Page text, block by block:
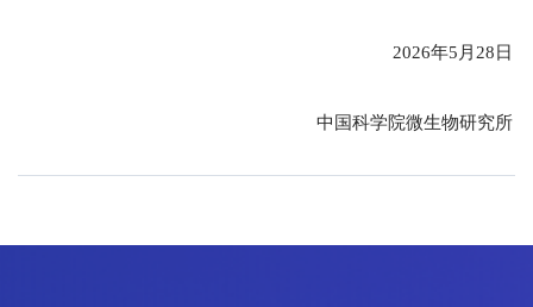
2026年5月28日
中国科学院微生物研究所